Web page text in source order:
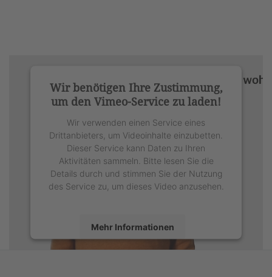
Wir benötigen Ihre Zustimmung,
um den Vimeo-Service zu laden!
Wir verwenden einen Service eines
Drittanbieters, um Videoinhalte einzubetten.
Dieser Service kann Daten zu Ihren
Aktivitäten sammeln. Bitte lesen Sie die
Details durch und stimmen Sie der Nutzung
des Service zu, um dieses Video anzusehen.
Mehr Informationen